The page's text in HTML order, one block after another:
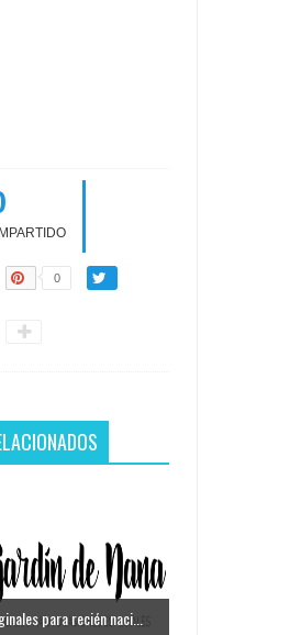
0
para recién naci...